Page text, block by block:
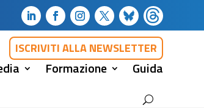
ISCRIVITI ALLA NEWSLETTER
Formazione Guida